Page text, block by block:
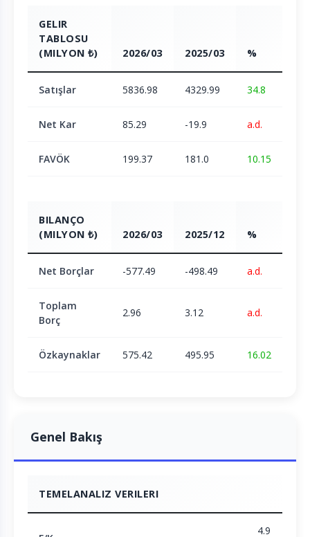
GELIR
TABLOSU
(MILYON ₺)
2026/03 2025/03 %
Satışlar 5836.98 4329.99 34.8
Net Kar 85.29 -19.9 a.d.
FAVÖK 199.37 181.0 10.15
BILANÇO
(MILYON ₺)
2026/03 2025/12 %
Net Borçlar -577.49 -498.49 a.d.
Toplam
Borç
2.96 3.12 a.d.
Özkaynaklar 575.42 495.95 16.02
Genel Bakış
TEMELANALIZ VERILERI
4.9